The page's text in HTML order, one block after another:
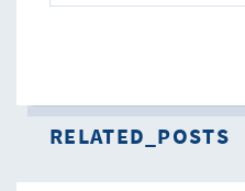
RELATED_POSTS